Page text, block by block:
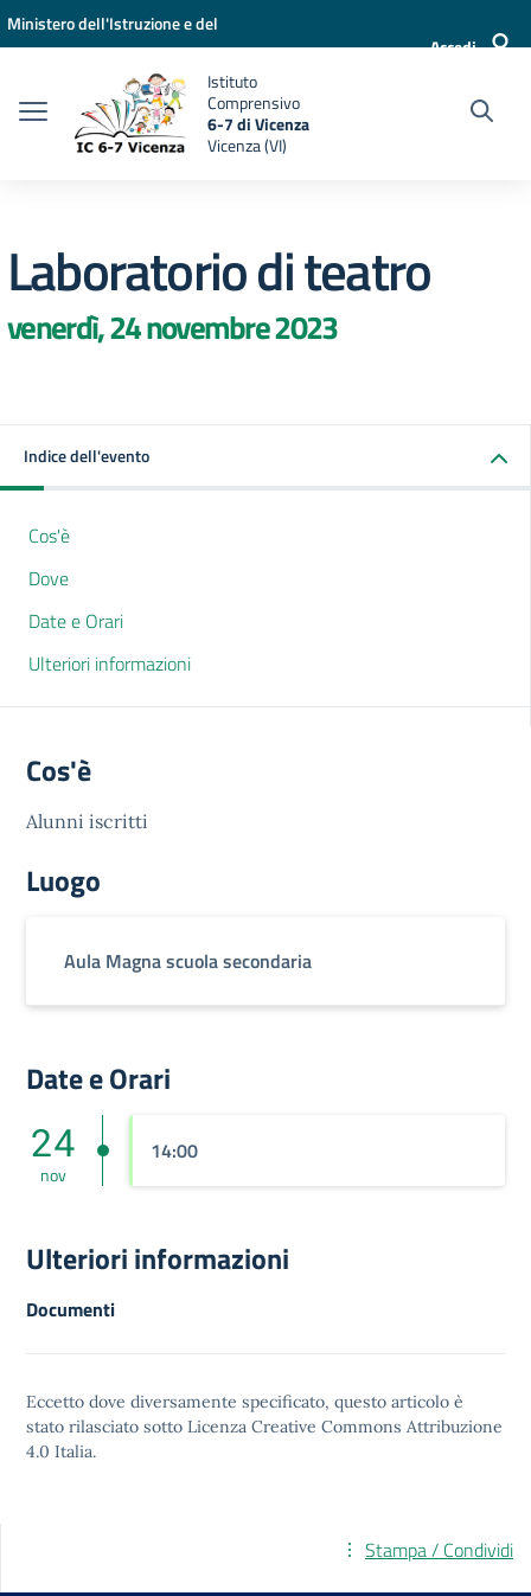
Vai ai contenuti
Vai al menu di navigazione
Vai al footer
Ministero dell'Istruzione e del
Accedi
Istituto
Comprensivo
6-7 di Vicenza
Vicenza (VI)
Laboratorio di teatro
venerdì, 24 novembre 2023
Indice dell'evento
Cos'è
Dove
Date e Orari
Ulteriori informazioni
Cos'è
Alunni iscritti
Luogo
Aula Magna scuola secondaria
Date e Orari
24
nov
14:00
Ulteriori informazioni
Documenti
Eccetto dove diversamente specificato, questo articolo è
stato rilasciato sotto Licenza Creative Commons Attribuzione
4.0 Italia.
Stampa / Condividi